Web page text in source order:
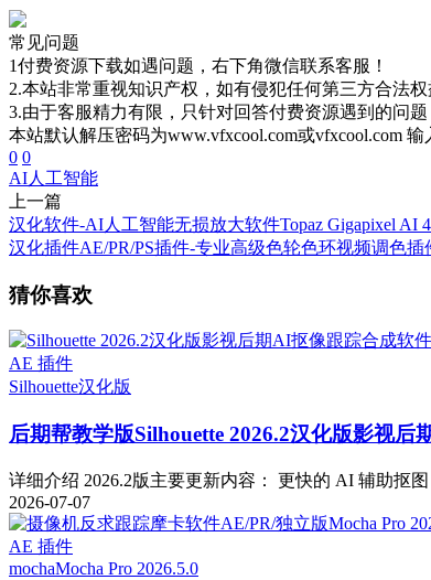
常见问题
1付费资源下载如遇问题，右下角微信联系客服！
2.本站非常重视知识产权，如有侵犯任何第三方合法
3.由于客服精力有限，只针对回答付费资源遇到的问
本站默认解压密码为www.vfxcool.com或vfxcool.com
0 0
AI人工智能
上一篇
汉化软件-AI人工智能无损放大软件Topaz Gigapixel AI
汉化插件AE/PR/PS插件-专业高级色轮色环视频调色插
猜你喜欢
AE 插件
Silhouette汉化版
后期帮教学版Silhouette 2026.2汉化版影视
详细介绍 2026.2版主要更新内容： 更快的 AI 辅助抠
2026-07-07
AE 插件
mochaMocha Pro 2026.5.0